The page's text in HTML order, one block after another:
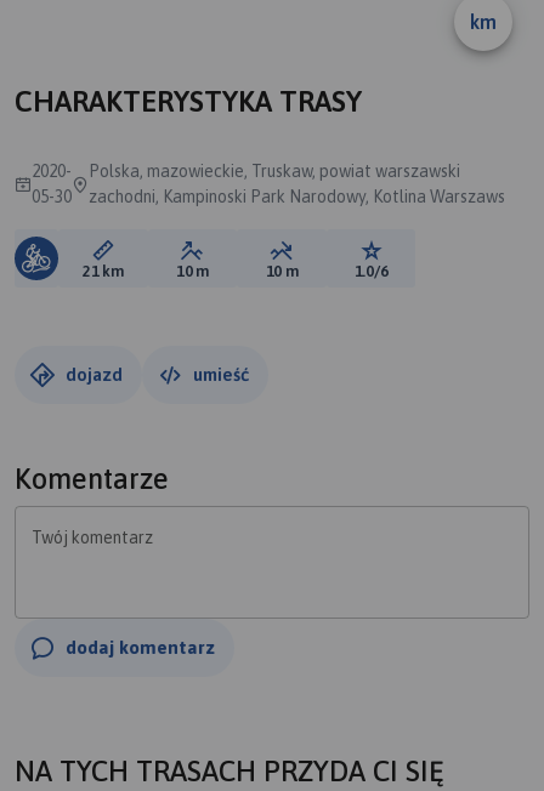
km
CHARAKTERYSTYKA TRASY
2020-
05-30
Polska, mazowieckie, Truskaw, powiat warszawski
zachodni, Kampinoski Park Narodowy, Kotlina Warszaws
Długość trasy:
21 km Suma przewyższeń:
10 m Suma spadków:
10 m Ocena trasy:
1.0/6
dojazd umieść
Komentarze
Twój komentarz
dodaj komentarz
NA TYCH TRASACH PRZYDA CI SIĘ